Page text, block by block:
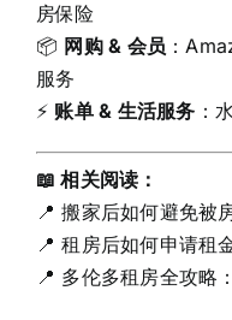
房保险
📦 网购 & 会员 ：
服务
⚡ 账单 & 生活服务 ：
📖 相关阅读：
📍 搬家后如何避免被
📍 租房后如何申请租
📍 多伦多租房全攻略